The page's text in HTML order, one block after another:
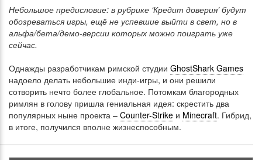
Небольшое предисловие: в рубрике ‘Кредит доверия’ будут
обозреваться игры, ещё не успевшие выйти в свет, но в
альфа/бета/демо-версии которых можно поиграть уже
сейчас.
Однажды разработчикам римской студии GhostShark Games
надоело делать небольшие инди-игры, и они решили
сотворить нечто более глобальное. Потомкам благородных
римлян в голову пришла гениальная идея: скрестить два
популярных ныне проекта – Counter-Strike и Minecraft. Гибрид,
в итоге, получился вполне жизнеспособным.